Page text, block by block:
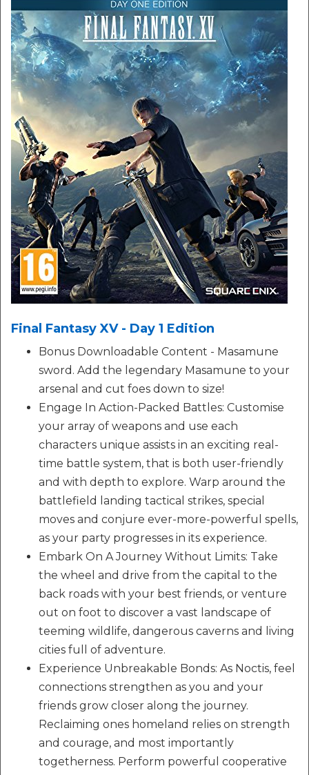
Final Fantasy XV - Day 1 Edition
Bonus Downloadable Content - Masamune
sword. Add the legendary Masamune to your
arsenal and cut foes down to size!
Engage In Action-Packed Battles: Customise
your array of weapons and use each
characters unique assists in an exciting real-
time battle system, that is both user-friendly
and with depth to explore. Warp around the
battlefield landing tactical strikes, special
moves and conjure ever-more-powerful spells,
as your party progresses in its experience.
Embark On A Journey Without Limits: Take
the wheel and drive from the capital to the
back roads with your best friends, or venture
out on foot to discover a vast landscape of
teeming wildlife, dangerous caverns and living
cities full of adventure.
Experience Unbreakable Bonds: As Noctis, feel
connections strengthen as you and your
friends grow closer along the journey.
Reclaiming ones homeland relies on strength
and courage, and most importantly
togetherness. Perform powerful cooperative